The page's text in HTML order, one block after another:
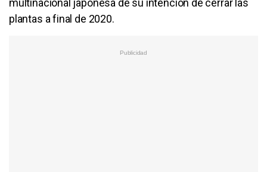
plantas a final de 2020.